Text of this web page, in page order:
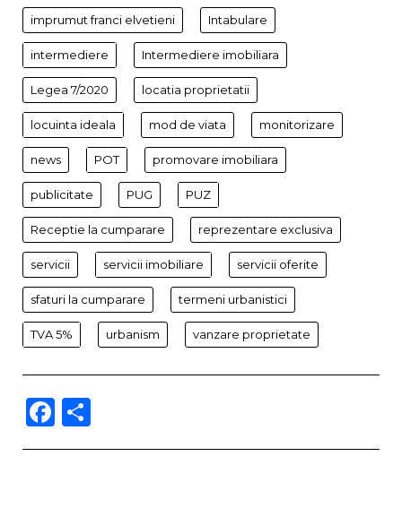
imprumut franci elvetieni Intabulare
intermediere Intermediere imobiliara
Legea 7/2020 locatia proprietatii
locuinta ideala mod de viata monitorizare
news POT promovare imobiliara
publicitate PUG PUZ
Receptie la cumparare reprezentare exclusiva
servicii servicii imobiliare servicii oferite
sfaturi la cumparare termeni urbanistici
TVA 5% urbanism vanzare proprietate
Facebook